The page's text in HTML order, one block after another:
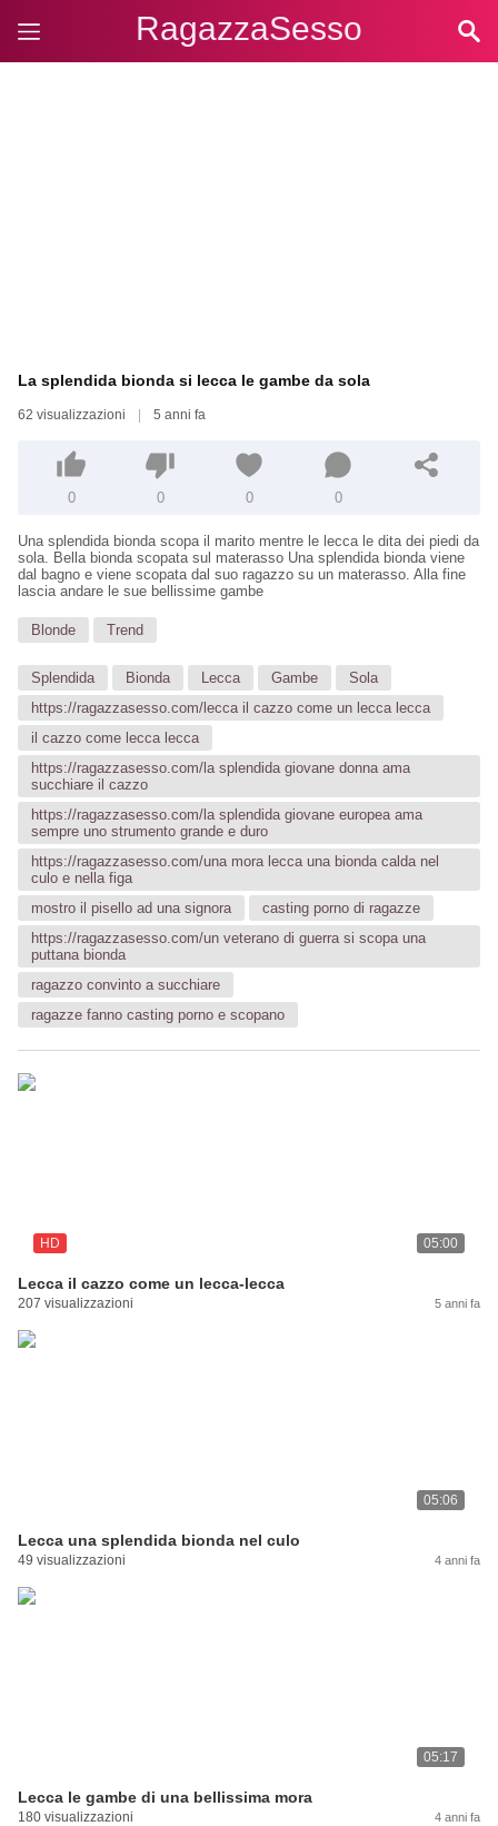
RagazzaSesso
La splendida bionda si lecca le gambe da sola
62 visualizzazioni 5 anni fa
0 0 0 0
Una splendida bionda scopa il marito mentre le lecca le dita dei piedi da
sola. Bella bionda scopata sul materasso Una splendida bionda viene
dal bagno e viene scopata dal suo ragazzo su un materasso. Alla fine
lascia andare le sue bellissime gambe
Blonde Trend
Splendida Bionda Lecca Gambe
Sola
https://ragazzasesso.com/lecca il cazzo come un lecca lecca
il cazzo come lecca lecca
https://ragazzasesso.com/la splendida giovane donna ama
succhiare il cazzo
https://ragazzasesso.com/la splendida giovane europea ama
sempre uno strumento grande e duro
https://ragazzasesso.com/una mora lecca una bionda calda nel
culo e nella figa
mostro il pisello ad una signora
casting porno di ragazze
https://ragazzasesso.com/un veterano di guerra si scopa una
puttana bionda
ragazzo convinto a succhiare
ragazze fanno casting porno e scopano
HD 05:00
Lecca il cazzo come un lecca-lecca
207 visualizzazioni 5 anni fa
05:06
Lecca una splendida bionda nel culo
49 visualizzazioni 4 anni fa
05:17
Lecca le gambe di una bellissima mora
180 visualizzazioni 4 anni fa